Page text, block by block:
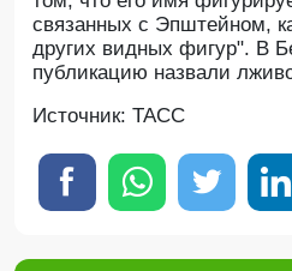
связанных с Эпштейном,
других видных фигур". В
публикацию назвали
Источник: ТАСС